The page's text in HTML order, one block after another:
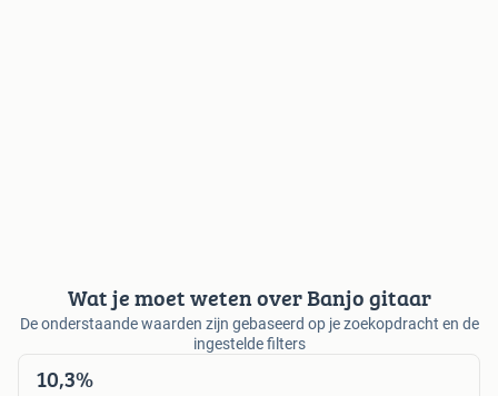
Wat je moet weten over Banjo gitaar
De onderstaande waarden zijn gebaseerd op je zoekopdracht en de
ingestelde filters
10,3%